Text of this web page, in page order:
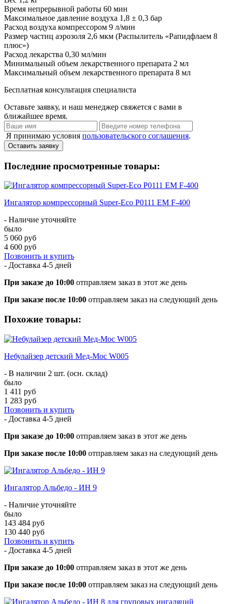
Время непрерывной работы 60 мин
Максимальное давление воздуха 1,8 ± 0,3 бар
Расход воздуха компрессором 9 л/мин
Размер частиц аэрозоля 2,6 мкм (Распылитель «Рапидфлаем 8
плюс»)
Расход лекарства 0,30 мл/мин
Минимальный объем лекарственного препарата 2 мл
Максимальный объем лекарственного препарата 8 мл
Бесплатная консультация специалиста
Оставьте заявку, и наш менеджер свяжется с вами в
ближайшее время.
Я принимаю условия пользовательского соглашения.
Оставить заявку
Последние просмотренные товары:
Ингалятор компрессорный Super-Eco P0111 EM F-400
- Наличие уточняйте
было
5 060 руб
4 600 руб
Позвонить и купить
- Доставка 4-5 дней
При заказе до 10:00 отправляем заказ в этот же день
При заказе после 10:00 отправляем заказ на следующий день
Похожие товары:
Небулайзер детский Мед-Мос W005
- В наличии 2 шт. (осн. склад)
было
1 411 руб
1 283 руб
Позвонить и купить
- Доставка 4-5 дней
При заказе до 10:00 отправляем заказ в этот же день
При заказе после 10:00 отправляем заказ на следующий день
Ингалятор Альбедо - ИН 9
- Наличие уточняйте
было
143 484 руб
130 440 руб
Позвонить и купить
- Доставка 4-5 дней
При заказе до 10:00 отправляем заказ в этот же день
При заказе после 10:00 отправляем заказ на следующий день